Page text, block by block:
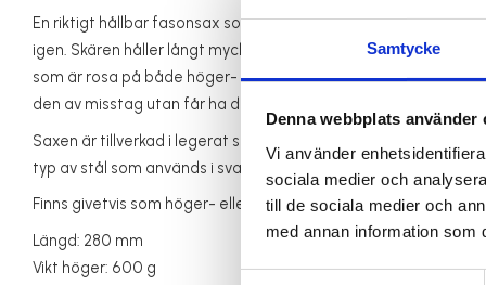
Samtycke
Denna webbplats använder
Vi använder
sociala medier och
till de sociala medier och
med annan information som
En riktigt hållbar fasonsax som klarar att klippa i rostfri plåt
igen. Skären håller långt mycket längre än på vanliga
som är rosa på både höger- och vänstersaxen. Så riskerar
den av misstag utan får ha den för dig själv...
Saxen är tillverkad i legerat stål härdat till HRC 65 och har
typ av stål som används i svarvar, fräsar, borrar, gängtappar
Finns givetvis som höger- eller vänstersax.
Längd: 280 mm
Vikt höger: 600 g